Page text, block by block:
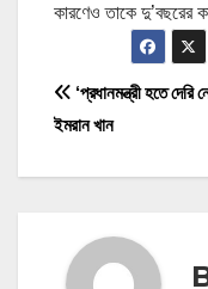
কারণেও তাকে দু’বছরের
P
o
‘প্রধানমন্ত্রী হতে দেরি
ইমরান খান